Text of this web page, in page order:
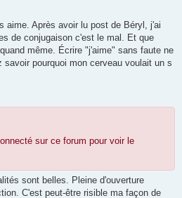
aime. Après avoir lu post de Béryl, j'ai
de conjugaison c'est le mal. Et que
même. Écrire "j'aime" sans faute ne
savoir pourquoi mon cerveau voulait un s
sur ce forum pour voir le
sont belles. Pleine d'ouverture
C'est peut-être risible ma façon de